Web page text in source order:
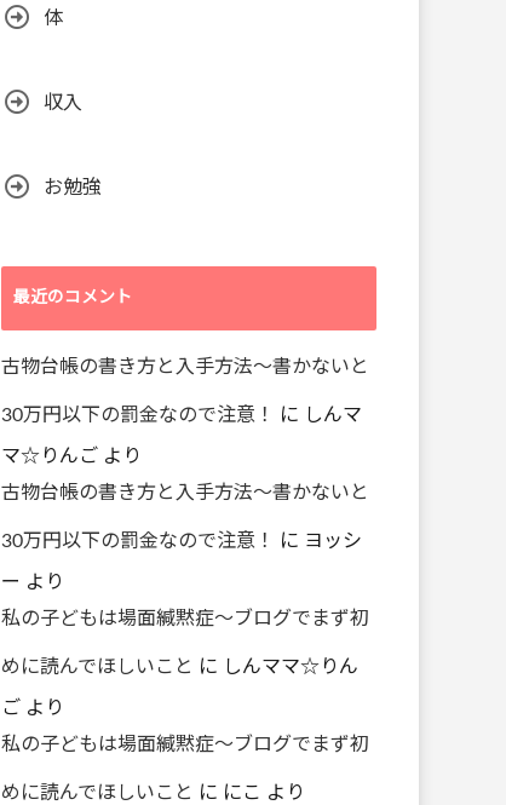
体
収入
お勉強
最近のコメント
古物台帳の書き方と入手方法～書かないと
30万円以下の罰金なので注意！ に しんマ
マ☆りんご より
古物台帳の書き方と入手方法～書かないと
30万円以下の罰金なので注意！ に ヨッシ
ー より
私の子どもは場面緘黙症～ブログでまず初
めに読んでほしいこと に しんママ☆りん
ご より
私の子どもは場面緘黙症～ブログでまず初
めに読んでほしいこと に にこ より